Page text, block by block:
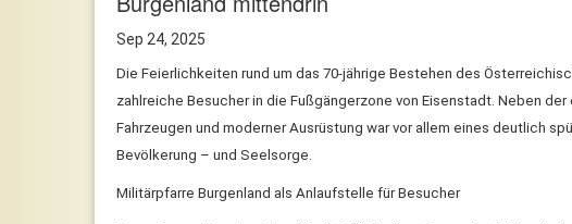
Sep 24, 2025
Die Feierlichkeiten rund um das 70-jährige Bestehen des
zahlreiche Besucher in die Fußgängerzone von Eisenstadt. Neben
Fahrzeugen und moderner Ausrüstung war vor allem eines deutlich
Bevölkerung – und Seelsorge.
Militärpfarre Burgenland als Anlaufstelle für Besucher